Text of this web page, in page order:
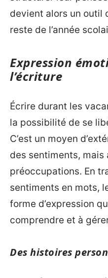
devient alors un outil
reste de l’année
Expression
l’écriture
Écrire durant les
la possibilité de se
C’est un moyen
des sentiments, mais
préoccupations. En
sentiments en mots,
forme d’expression
comprendre et à
Des histoires